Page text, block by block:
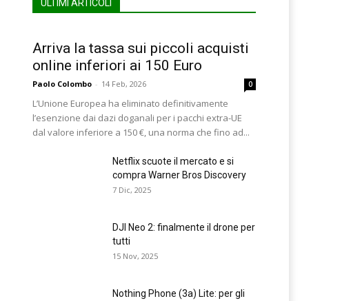
ULTIMI ARTICOLI
Arriva la tassa sui piccoli acquisti
online inferiori ai 150 Euro
Paolo Colombo - 14 Feb, 2026 0
L’Unione Europea ha eliminato definitivamente
l’esenzione dai dazi doganali per i pacchi extra-UE
dal valore inferiore a 150 €, una norma che fino ad...
Netflix scuote il mercato e si
compra Warner Bros Discovery
7 Dic, 2025
DJI Neo 2: finalmente il drone per
tutti
15 Nov, 2025
Nothing Phone (3a) Lite: per gli